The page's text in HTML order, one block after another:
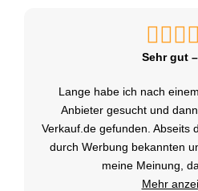
Sehr gut
Lange habe ich nach
Anbieter gesucht und
Verkauf.de gefunden. Abseits
durch Werbung bekannten
meine Meinung,
Mehr